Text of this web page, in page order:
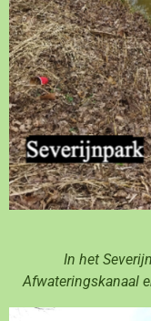
In het
Afwateringskanaal